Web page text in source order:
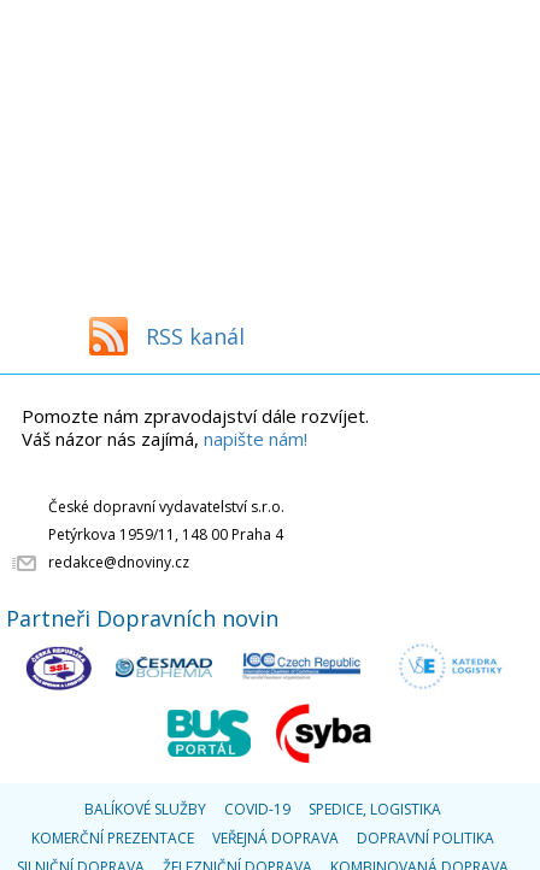
RSS kanál
Pomozte nám zpravodajství dále rozvíjet.
Váš názor nás zajímá, napište nám!
České dopravní vydavatelství s.r.o.
Petýrkova 1959/11, 148 00 Praha 4
redakce@dnoviny.cz
Partneři Dopravních novin
BALÍKOVÉ SLUŽBY COVID-19
SPEDICE, LOGISTIKA
KOMERČNÍ PREZENTACE
VEŘEJNÁ DOPRAVA
DOPRAVNÍ POLITIKA